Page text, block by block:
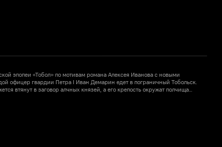
эпопеи «Тобол» по мотивам романа Алексея Иванова с новыми
офицер гвардии Петра I Иван Демарин едет в пограничный Тобольск.
втянут в заговор алчных князей, а его крепость окружат полчища